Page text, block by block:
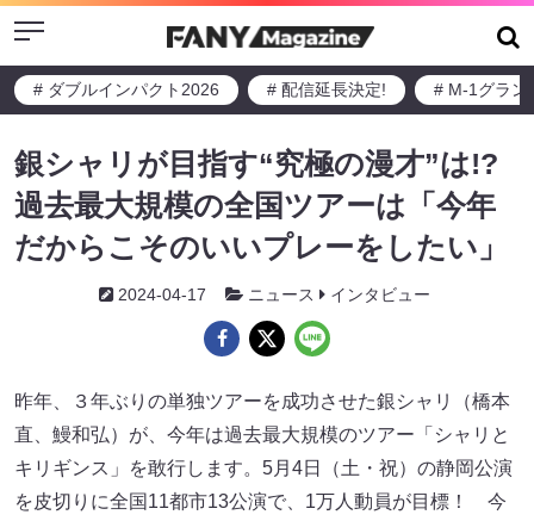
Menu
# ダブルインパクト2026 # 配信延長決定! # M-1グラン
銀シャリが目指す“究極の漫才”は!?
過去最大規模の全国ツアーは「今年
だからこそのいいプレーをしたい」
2024-04-17 ニュース インタビュー
昨年、３年ぶりの単独ツアーを成功させた銀シャリ（橋本
直、鰻和弘）が、今年は過去最大規模のツアー「シャリと
キリギンス」を敢行します。5月4日（土・祝）の静岡公演
を皮切りに全国11都市13公演で、1万人動員が目標！ 今